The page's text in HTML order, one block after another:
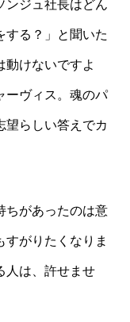
ンジュ社長はどん
する？」と聞いた
動けないですよ
ーヴィス。魂のパ
望らしい答えでカ
ちがあったのは意
がりたくなりま
人は、許せませ